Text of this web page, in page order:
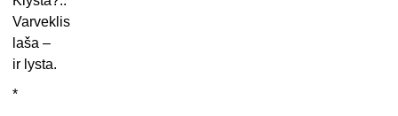
Varveklis
laša –
ir lysta.
*